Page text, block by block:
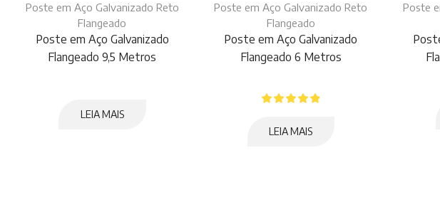
Poste em Aço Galvanizado Reto
Flangeado
Poste em Aço Galvanizado
Flangeado 9,5 Metros
LEIA MAIS
Poste em Aço Galvanizado Reto
Flangeado
Poste em Aço Galvanizado
Flangeado 6 Metros
LEIA MAIS
Poste